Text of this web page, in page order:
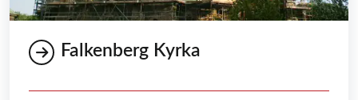
Falkenberg Kyrka